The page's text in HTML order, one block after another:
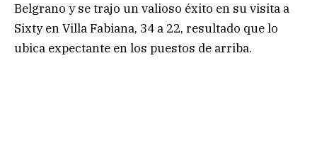
Belgrano y se trajo un valioso éxito en su visita a
Sixty en Villa Fabiana, 34 a 22, resultado que lo
ubica expectante en los puestos de arriba.